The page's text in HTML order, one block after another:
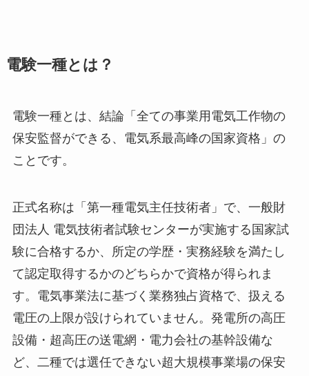
電験一種とは？
電験一種とは、結論「全ての事業用電気工作物の
保安監督ができる、電気系最高峰の国家資格」の
ことです。
正式名称は「第一種電気主任技術者」で、一般財
団法人 電気技術者試験センターが実施する国家試
験に合格するか、所定の学歴・実務経験を満たし
て認定取得するかのどちらかで資格が得られま
す。電気事業法に基づく業務独占資格で、扱える
電圧の上限が設けられていません。発電所の高圧
設備・超高圧の送電網・電力会社の基幹設備な
ど、二種では選任できない超大規模事業場の保安